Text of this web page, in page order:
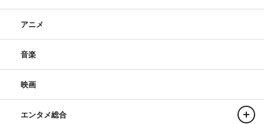
アニメ
音楽
映画
エンタメ総合